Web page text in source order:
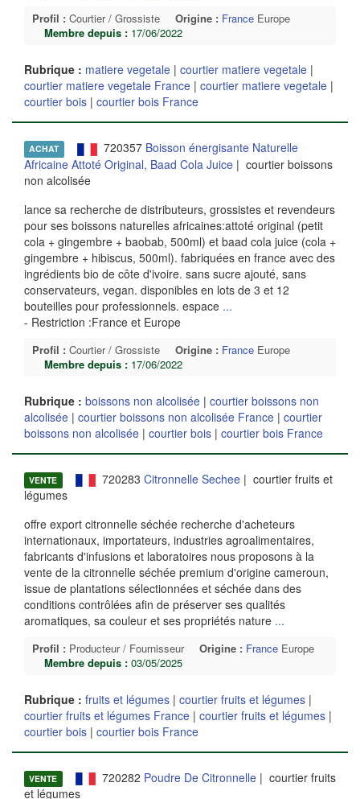
Profil : Courtier / Grossiste Origine : France Europe
Membre depuis : 17/06/2022
Rubrique : matiere vegetale | courtier matiere vegetale |
courtier matiere vegetale France | courtier matiere vegetale |
courtier bois | courtier bois France
ACHAT 720357 Boisson énergisante Naturelle
Africaine Attoté Original, Baad Cola Juice | courtier boissons
non alcolisée
lance sa recherche de distributeurs, grossistes et revendeurs
pour ses boissons naturelles africaines:attoté original (petit
cola + gingembre + baobab, 500ml) et baad cola juice (cola +
gingembre + hibiscus, 500ml). fabriquées en france avec des
ingrédients bio de côte d'ivoire. sans sucre ajouté, sans
conservateurs, vegan. disponibles en lots de 3 et 12
bouteilles pour professionnels. espace ...
- Restriction :France et Europe
Profil : Courtier / Grossiste Origine : France Europe
Membre depuis : 17/06/2022
Rubrique : boissons non alcolisée | courtier boissons non
alcolisée | courtier boissons non alcolisée France | courtier
boissons non alcolisée | courtier bois | courtier bois France
VENTE 720283 Citronnelle Sechee| courtier fruits et
légumes
offre export citronnelle séchée recherche d'acheteurs
internationaux, importateurs, industries agroalimentaires,
fabricants d'infusions et laboratoires nous proposons à la
vente de la citronnelle séchée premium d'origine cameroun,
issue de plantations sélectionnées et séchée dans des
conditions contrôlées afin de préserver ses qualités
aromatiques, sa couleur et ses propriétés nature ...
Profil : Producteur / Fournisseur Origine : France Europe
Membre depuis : 03/05/2025
Rubrique : fruits et légumes | courtier fruits et légumes |
courtier fruits et légumes France | courtier fruits et légumes |
courtier bois | courtier bois France
VENTE 720282 Poudre De Citronnelle| courtier fruits
et légumes